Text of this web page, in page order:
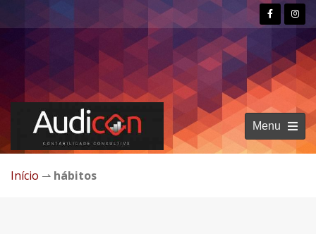
Menu
Início ⇀ hábitos